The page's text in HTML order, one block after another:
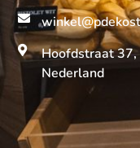
Hoofdstraat
Nederland